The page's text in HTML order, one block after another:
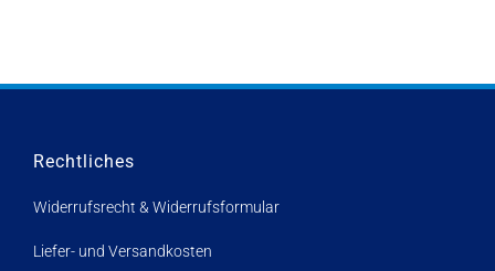
Rechtliches
Widerrufsrecht & Widerrufsformular
Liefer- und Versandkosten